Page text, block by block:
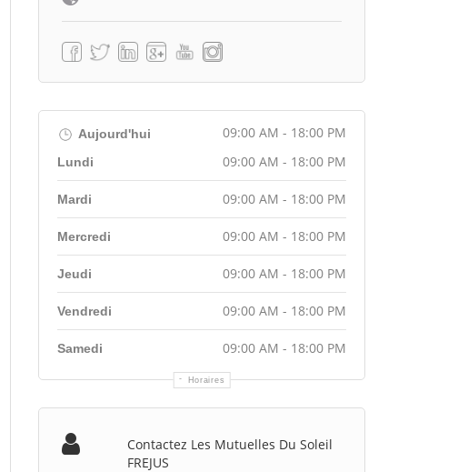
Aujourd'hui 09:00 AM - 18:00 PM
Horaires
Lundi 09:00 AM - 18:00 PM
Mardi 09:00 AM - 18:00 PM
Mercredi 09:00 AM - 18:00 PM
Jeudi 09:00 AM - 18:00 PM
Vendredi 09:00 AM - 18:00 PM
Samedi 09:00 AM - 18:00 PM
Contactez Les Mutuelles Du Soleil
FREJUS